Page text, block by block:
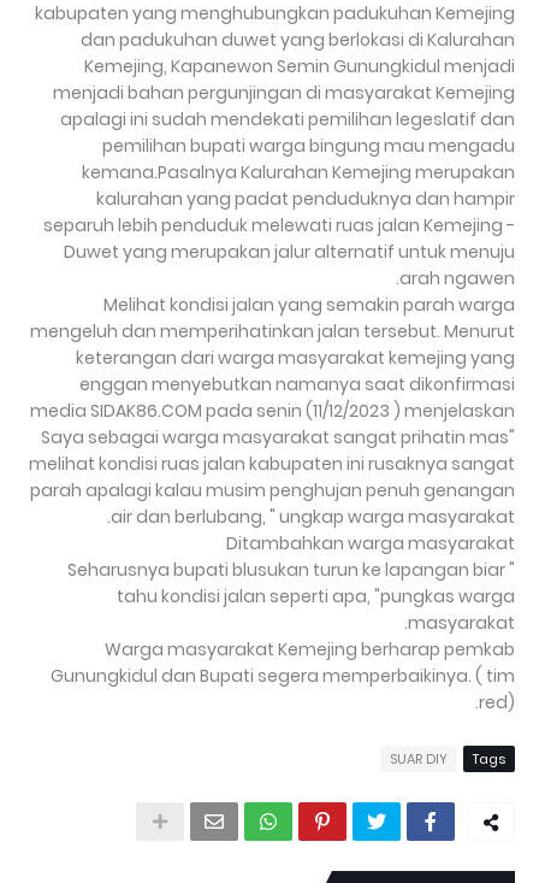
kabupaten yang menghubungkan padukuhan Kemejing
dan padukuhan duwet yang berlokasi di Kalurahan
Kemejing, Kapanewon Semin Gunungkidul menjadi
menjadi bahan pergunjingan di masyarakat Kemejing
apalagi ini sudah mendekati pemilihan legeslatif dan
pemilihan bupati warga bingung mau mengadu
kemana.Pasalnya Kalurahan Kemejing merupakan
kalurahan yang padat penduduknya dan hampir
separuh lebih penduduk melewati ruas jalan Kemejing -
Duwet yang merupakan jalur alternatif untuk menuju
arah ngawen.
Melihat kondisi jalan yang semakin parah warga
mengeluh dan memperihatinkan jalan tersebut. Menurut
keterangan dari warga masyarakat kemejing yang
enggan menyebutkan namanya saat dikonfirmasi
media SIDAK86.COM pada senin (11/12/2023 ) menjelaskan
"Saya sebagai warga masyarakat sangat prihatin mas
melihat kondisi ruas jalan kabupaten ini rusaknya sangat
parah apalagi kalau musim penghujan penuh genangan
air dan berlubang, " ungkap warga masyarakat.
Ditambahkan warga masyarakat
" Seharusnya bupati blusukan turun ke lapangan biar
tahu kondisi jalan seperti apa, "pungkas warga
masyarakat.
Warga masyarakat Kemejing berharap pemkab
Gunungkidul dan Bupati segera memperbaikinya. ( tim
red).
Tags
SUAR DIY